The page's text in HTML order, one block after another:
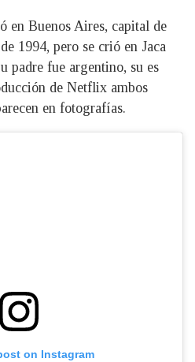
en Buenos Aires, capital de
1994, pero se crió en Jaca
padre fue argentino, su es
de Netflix ambos
en fotografías.
on Instagram